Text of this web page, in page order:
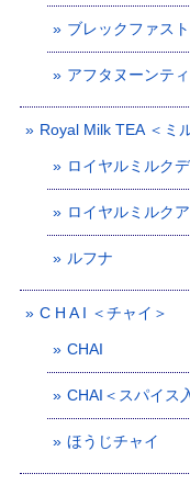
ブレックファス
アフタヌーンテ
Royal Milk TEA ＜ミ
ロイヤルミルク
ロイヤルミルク
ルフナ
C H A I ＜チャイ＞
CHAI
CHAI＜スパイス
ほうじチャイ